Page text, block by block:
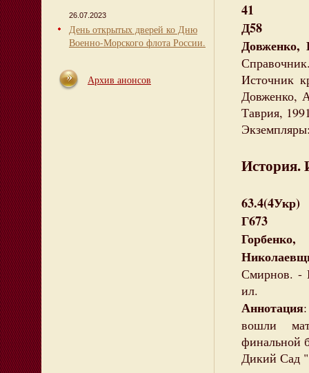
26.07.2023
День открытых дверей ко Дню
Военно-Морского флота России.
Архив анонсов
41
Д58
Довженко,
Источник
Довженко,
Таврия,
История.
63.4(4Укр)
Г673
Смирнов. -
ил.
Аннотация
вошли
финальной
Дикий Сад